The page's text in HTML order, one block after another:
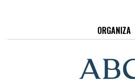
ORGANIZA